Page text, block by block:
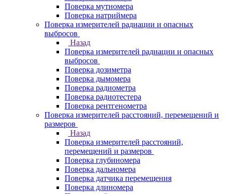
Поверка мутномера
Поверка натриймера
Поверка измерителей радиации и опасных
выбросов
Назад
Поверка измерителей радиации и опасных
выбросов
Поверка дозиметра
Поверка дымомера
Поверка радиометра
Поверка радиотестера
Поверка рентгенометра
Поверка измерителей расстояний, перемещений и
размеров
Назад
Поверка измерителей расстояний,
перемещений и размеров
Поверка глубиномера
Поверка дальномера
Поверка датчика перемещения
Поверка длиномера